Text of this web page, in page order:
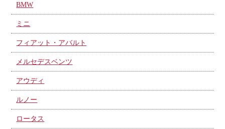
BMW
ミニ
フィアット・アバルト
メルセデスベンツ
アウディ
ルノー
ロータス